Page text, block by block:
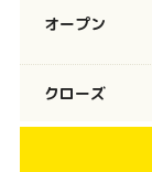
オープン
クローズ